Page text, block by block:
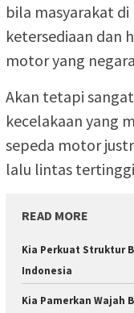
bila masyarakat
ketersediaan dan
motor yang
Akan tetapi
kecelakaan yang
sepeda motor
lalu lintas
READ MORE
Kia Perkuat Struktur
Indonesia
Kia Pamerkan Wajah